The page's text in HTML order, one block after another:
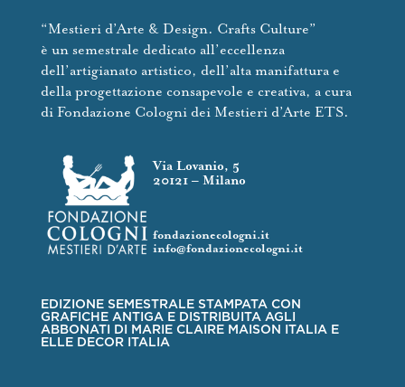
“Mestieri d’Arte & Design. Crafts Culture”
è un semestrale dedicato all’eccellenza
dell’artigianato artistico, dell’alta manifattura e
della progettazione consapevole e creativa, a cura
di Fondazione Cologni dei Mestieri d’Arte ETS.
Via Lovanio, 5
20121 – Milano
fondazionecologni.it
info@fondazionecologni.it
EDIZIONE SEMESTRALE STAMPATA CON
GRAFICHE ANTIGA E DISTRIBUITA AGLI
ABBONATI DI MARIE CLAIRE MAISON ITALIA E
ELLE DECOR ITALIA